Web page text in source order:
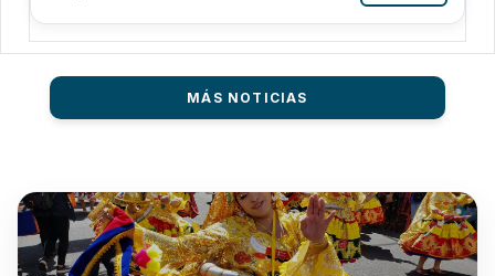
MÁS NOTICIAS